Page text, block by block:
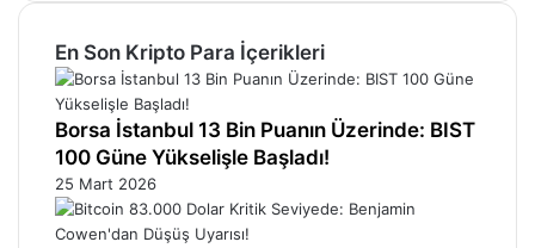
En Son Kripto Para İçerikleri
Borsa İstanbul 13 Bin Puanın Üzerinde: BIST
100 Güne Yükselişle Başladı!
25 Mart 2026